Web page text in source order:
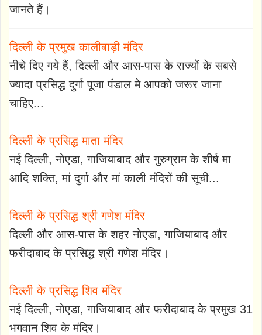
जानते हैं।
दिल्ली के प्रमुख कालीबाड़ी मंदिर
नीचे दिए गये हैं, दिल्ली और आस-पास के राज्यों के सबसे
ज्यादा प्रसिद्ध दुर्गा पूजा पंडाल मे आपको जरूर जाना
चाहिए...
दिल्ली के प्रसिद्ध माता मंदिर
नई दिल्ली, नोएडा, गाजियाबाद और गुरुग्राम के शीर्ष मा
आदि शक्ति, मां दुर्गा और मां काली मंदिरों की सूची...
दिल्ली के प्रसिद्ध श्री गणेश मंदिर
दिल्ली और आस-पास के शहर नोएडा, गाजियाबाद और
फरीदाबाद के प्रसिद्ध श्री गणेश मंदिर।
दिल्ली के प्रसिद्ध शिव मंदिर
नई दिल्ली, नोएडा, गाजियाबाद और फरीदाबाद के प्रमुख 31
भगवान शिव के मंदिर।